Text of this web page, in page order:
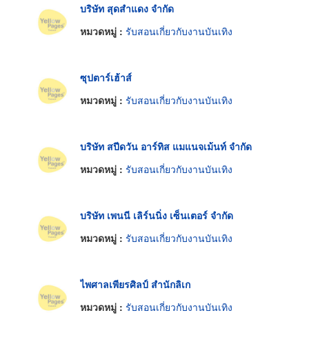
บริษัท สุดสำแดง จำกัด
หมวดหมู่ : รับสอนเกี่ยวกับงานบันเทิง
ซุปตาร์เฮ้าส์
หมวดหมู่ : รับสอนเกี่ยวกับงานบันเทิง
บริษัท สปีดวัน อาร์ทิส แมแนจเม้นท์ จำกัด
หมวดหมู่ : รับสอนเกี่ยวกับงานบันเทิง
บริษัท เพนนี เลิร์นนิ่ง เซ็นเตอร์ จำกัด
หมวดหมู่ : รับสอนเกี่ยวกับงานบันเทิง
ไพศาลเพียรศิลป์ สำนักลิเก
หมวดหมู่ : รับสอนเกี่ยวกับงานบันเทิง